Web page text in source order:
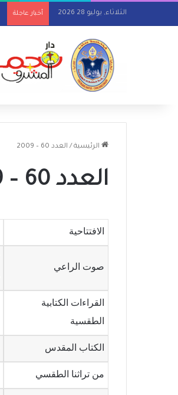
الثلاثاء, يوليو 28 2026 أخبار عاجلة
الرئيسية / العدد 60 – 2009
العدد 60 – 2009
الافتتاحية
صوت الراعي
القراءات الكتابية
الطقسية
الكتاب المقدس
من تراثنا الطقسي